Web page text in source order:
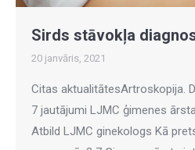
Sirds stāvokļa
20 janvāris, 2021
Citas aktualitātesArtroskopija.
7 jautājumi LJMC ģimenes
Atbild LJMC ginekologs Kā